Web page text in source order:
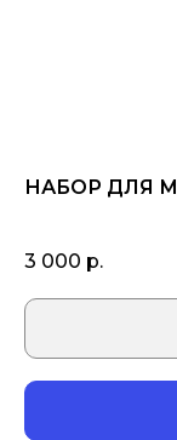
НАБОР ДЛЯ
3 000 р.